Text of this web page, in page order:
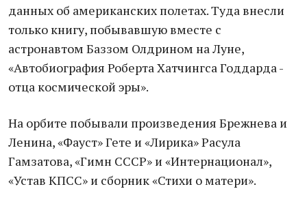
данных об американских полетах. Туда внесли
только книгу, побывавшую вместе с
астронавтом Баззом Олдрином на Луне,
«Автобиография Роберта Хатчингса Годдарда -
отца космической эры».
На орбите побывали произведения Брежнева и
Ленина, «Фауст» Гете и «Лирика» Расула
Гамзатова, «Гимн СССР» и «Интернационал»,
«Устав КПСС» и сборник «Стихи о матери».